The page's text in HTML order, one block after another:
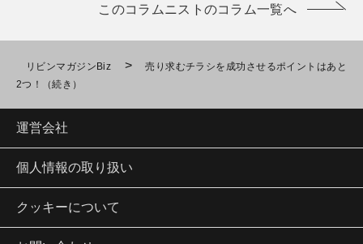
このコラムニストのコラム一覧へ
リビンマガジンBiz >
売り求むチラシを成功させるポイントはあと
2つ！（続き）
運営会社
個人情報の取り扱い
クッキーについて